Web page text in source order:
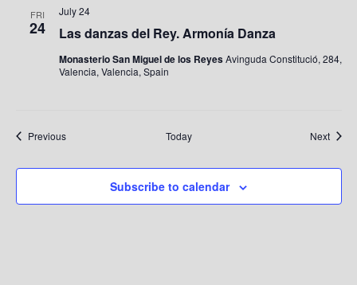
FRI
24 Las danzas del Rey. Armonía Danza
July 24
Monasterio San Miguel de los ReyesAvinguda Constitució, 284,
Valencia, Valencia, Spain
PreviousEvents Today Next
Subscribe to calendar